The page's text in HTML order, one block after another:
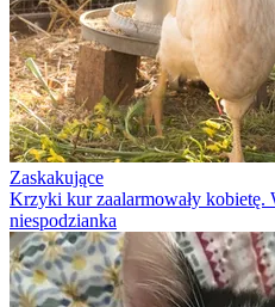
Zaskakujące
Krzyki kur zaalarmowały kobietę.
niespodzianka